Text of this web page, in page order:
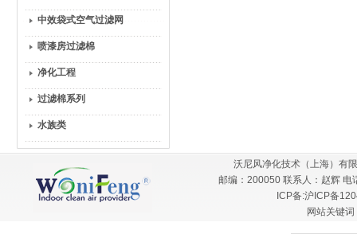
中效袋式空气过滤网
喷漆房过滤棉
净化工程
过滤棉系列
水族类
沃尼风净化技术（上海）有
邮编：200050 联系人：赵辉
ICP备:沪ICP备
网站关键